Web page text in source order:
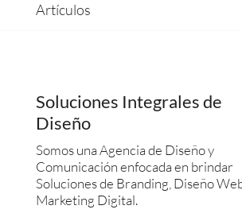
Artículos
Soluciones Integrales de
Diseño
Somos una Agencia de Diseño y
Comunicación enfocada en brindar
Soluciones de Branding, Diseño
Marketing Digital.